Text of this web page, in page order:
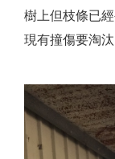
樹上但枝條已
現有撞傷要淘汰